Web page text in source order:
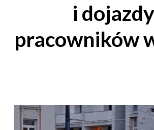
i dojazdy
pracowników